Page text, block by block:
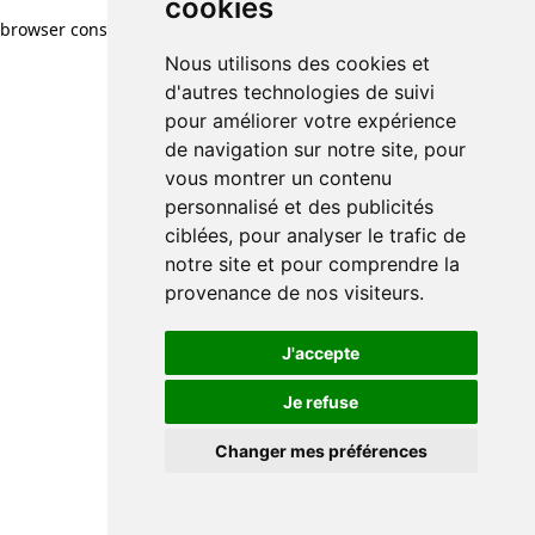
cookies
Nous utilisons des cookies et
d'autres technologies de suivi
pour améliorer votre expérience
de navigation sur notre site, pour
vous montrer un contenu
personnalisé et des publicités
ciblées, pour analyser le trafic de
notre site et pour comprendre la
provenance de nos visiteurs.
J'accepte
Je refuse
Changer mes préférences
browser console for more information)